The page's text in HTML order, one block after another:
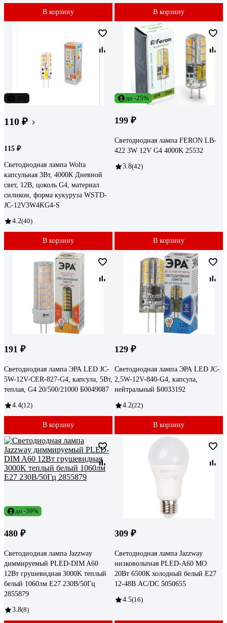
В корзину В корзину
110 ₽
115 ₽
Светодиодная лампа Wolta
капсульная 3Вт, 4000К Дневной
свет, 12В, цоколь G4, материал
силикон, форма кукуруза WSTD-
JC-12V3W4KG4-S
4.2(40)
В корзину
до -25%
199 ₽
Светодиодная лампа FERON LB-
422 3W 12V G4 4000K 25532
3.8(42)
В корзину
191 ₽
Светодиодная лампа ЭРА LED JC-
5W-12V-CER-827-G4, капсула, 5Вт,
теплая, G4 20/500/21000 Б0049087
4.4(12)
В корзину
129 ₽
Светодиодная лампа ЭРА LED JC-
2,5W-12V-840-G4, капсула,
нейтральный Б0033192
4.2(22)
В корзину
до -39%
480 ₽
Светодиодная лампа Jazzway
диммируемый PLED-DIM A60
12Вт грушевидная 3000K теплый
белый 1060лм E27 230В/50Гц
2855879
3.8(8)
309 ₽
Светодиодная лампа Jazzway
низковольтная PLED-A60 MO
20Вт 6500К холодный белый E27
12-48В AC/DC 5050655
4.5(16)